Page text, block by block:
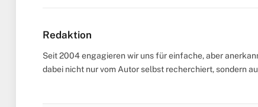
Redaktion
Seit 2004 engagieren wir uns für einfache, aber
dabei nicht nur vom Autor selbst recherchiert, sondern